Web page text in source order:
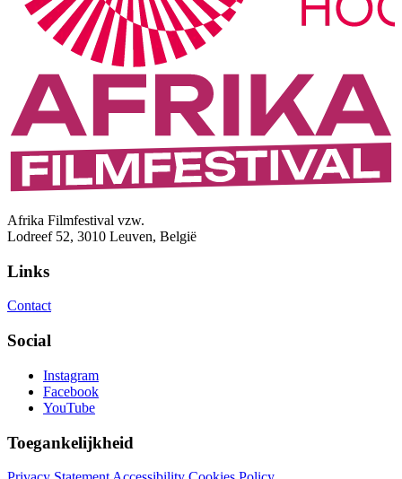
Afrika Filmfestival vzw.
Lodreef 52, 3010 Leuven, België
Links
Contact
Social
Instagram
Facebook
YouTube
Toegankelijkheid